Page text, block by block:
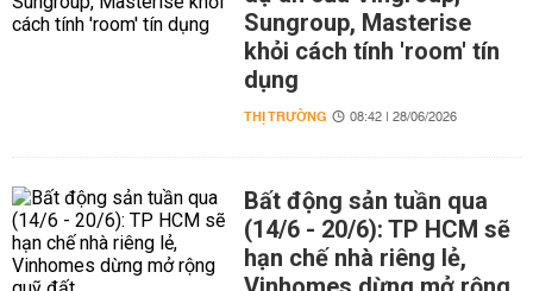
Sungroup, Masterise
khỏi cách tính 'room' tín
dụng
THỊ TRƯỜNG 08:42 | 28/06/2026
Bất động sản tuần qua
(14/6 - 20/6): TP HCM sẽ
hạn chế nhà riêng lẻ,